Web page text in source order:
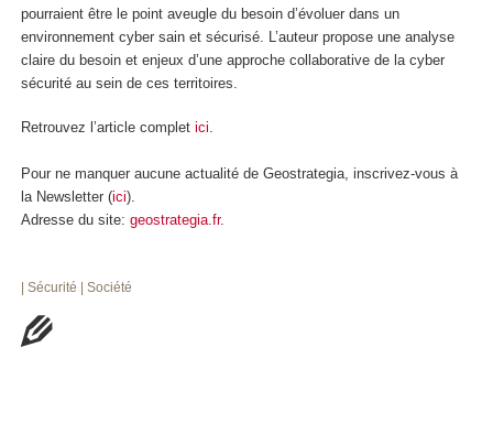
pourraient être le point aveugle du besoin d’évoluer dans un
environnement cyber sain et sécurisé. L’auteur propose une analyse
claire du besoin et enjeux d’une approche collaborative de la cyber
sécurité au sein de ces territoires.
Retrouvez l’article complet ici.
Pour ne manquer aucune actualité de Geostrategia, inscrivez-vous à
la Newsletter (ici).
Adresse du site: geostrategia.fr.
| Sécurité | Société